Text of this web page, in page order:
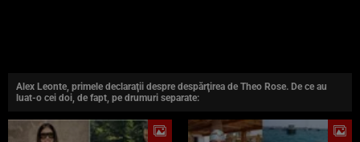
Alex Leonte, primele declaraţii despre despărţirea de Theo Rose. De ce au
luat-o cei doi, de fapt, pe drumuri separate: